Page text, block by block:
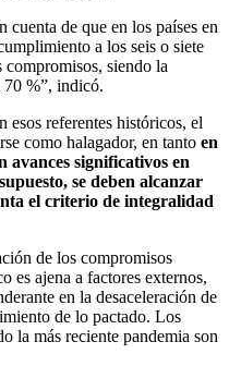
cuenta de que en los países en
a los seis o siete
siendo la
70 %”, indicó.
esos referentes históricos, el
como halagador, en tanto en
avances significativos en
se deben alcanzar
el criterio de integralidad
de los compromisos
es ajena a factores externos,
en la desaceleración de
de lo pactado. Los
la más reciente pandemia son